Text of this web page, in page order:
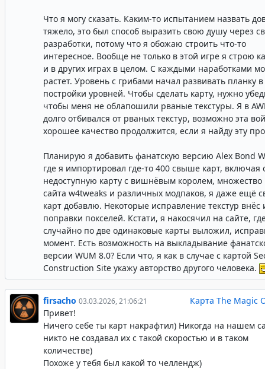
Что я могу сказать. Каким-то испытанием назвать
тяжело, это был способ выразить свою душу через
разработки, потому что я обожаю строить что-то
интересное. Вообще не только в этой игре я строю
и в других играх в целом. С каждыми наработками
растет. Уровень с грибами начал развивать планку
постройки уровней. Чтобы сделать карту, нужно
чтобы меня не облапошили рваные текстуры. Я в
долго отбивался от рваных текстур, возможно эта
хорошее качество продолжится, если я найду эту
Планирую я добавить фанатскую версию Alex Bond
где я импортировал где-то 400 свыше карт, включая
недоступную карту с вишнёвым королем, множество
сайта w4tweaks и различных модпаков, я даже ещё
карт добавлю. Некоторые исправление текстур внёс
поправки покселей. Кстати, я накосячил на сайте,
случайно по две одинаковые карты выложил,
момент. Есть возможность на выкладывание
версии WUM 8.0? Если что, я как в случае с картой
Construction Site укажу авторство другого человека.
firsacho 03.03.2026, 21:06:21
Карта The Magic
Привет!
Ничего себе ты карт накрафтил) Никогда на нашем
никто не создавал их с такой скоростью и в таком
количестве)
Похоже у тебя был какой то челлендж)